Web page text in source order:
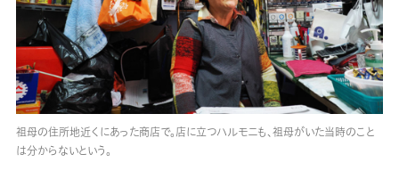
祖母の住所地近くにあった商店で。店に立つハルモニも、祖母がいた当時のこと
は分からないという。